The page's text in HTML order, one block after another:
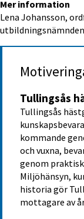
Mer information
Lena Johansson,
Tullingsås
Tullingsås
kommande
och vuxna,
genom
Miljöhänsyn,
historia gör
mottagare av